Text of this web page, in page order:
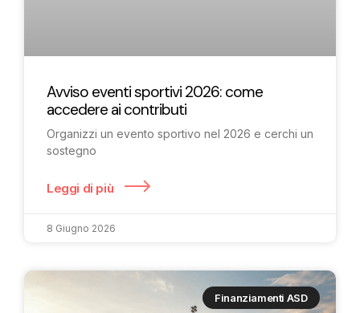
Avviso eventi sportivi 2026: come
accedere ai contributi
Organizzi un evento sportivo nel 2026 e cerchi un
sostegno
Leggi di più
8 Giugno 2026
Finanziamenti ASD